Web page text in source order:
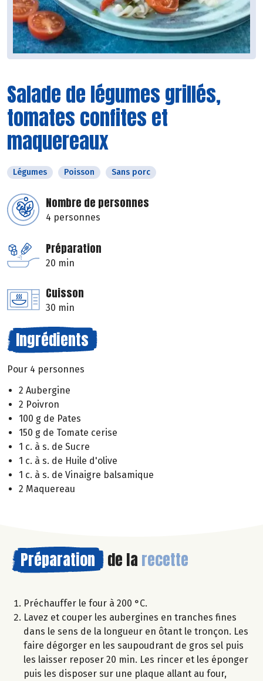
Salade de légumes grillés,
tomates confites et
maquereaux
Légumes Poisson Sans porc
Nombre de personnes
4 personnes
Préparation
20 min
Cuisson
30 min
Ingrédients
Pour 4 personnes
2 Aubergine
2 Poivron
100 g de Pates
150 g de Tomate cerise
1 c. à s. de Sucre
1 c. à s. de Huile d'olive
1 c. à s. de Vinaigre balsamique
2 Maquereau
Préparation de la recette
Préchauffer le four à 200 °C.
Lavez et couper les aubergines en tranches fines
dans le sens de la longueur en ôtant le tronçon. Les
faire dégorger en les saupoudrant de gros sel puis
les laisser reposer 20 min. Les rincer et les éponger
puis les disposer sur une plaque allant au four,